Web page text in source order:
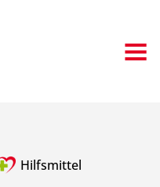
Hilfsmittel